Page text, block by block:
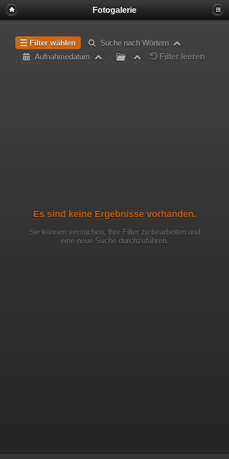
Fotogalerie
Filter wählen
Suche nach Wörtern
Aufnahmedatum
Filter leeren
Es sind keine Ergebnisse vorhanden.
Sie können versuchen, Ihre Filter zu bearbeiten und
eine neue Suche durchzuführen.